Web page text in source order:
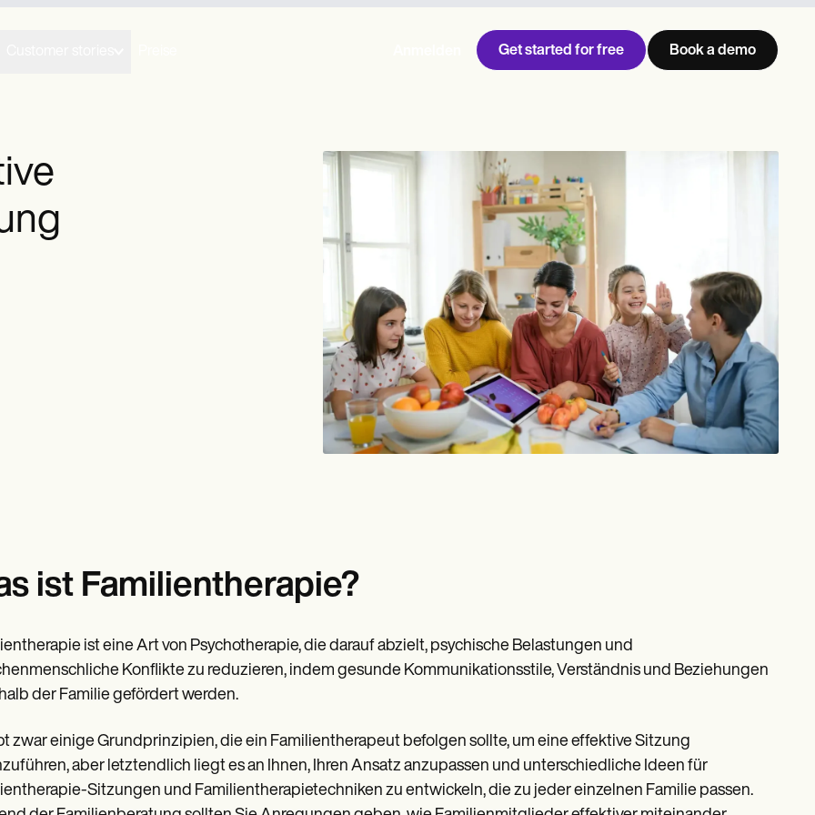
Get started for free Book a demo
ist Familientherapie?
ist eine Art von Psychotherapie, die darauf abzielt, psychische Belastungen und
Konflikte zu reduzieren, indem gesunde Kommunikationsstile, Verständnis und Beziehungen
der Familie gefördert werden.
zwar einige Grundprinzipien, die ein Familientherapeut befolgen sollte, um eine effektive Sitzung
aber letztendlich liegt es an Ihnen, Ihren Ansatz anzupassen und unterschiedliche Ideen für
Sitzungen und Familientherapietechniken zu entwickeln, die zu jeder einzelnen Familie passen.